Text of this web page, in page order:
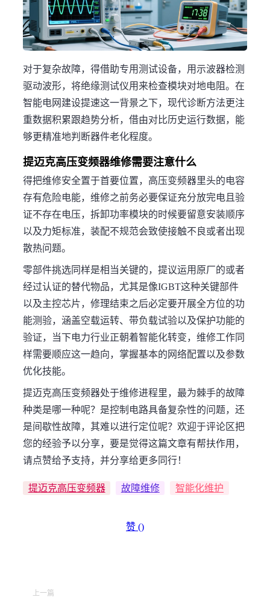
对于复杂故障，得借助专用测试设备，用示波器检测
驱动波形，将绝缘测试仪用来检查模块对地电阻。在
智能电网建设提速这一背景之下，现代诊断方法更注
重数据积累跟趋势分析，借由对比历史运行数据，能
够更精准地判断器件老化程度。
提迈克高压变频器维修需要注意什么
得把维修安全置于首要位置，高压变频器里头的电容
存有危险电能，维修之前务必要保证充分放完电且验
证不存在电压，拆卸功率模块的时候要留意安装顺序
以及力矩标准，装配不规范会致使接触不良或者出现
散热问题。
零部件挑选同样是相当关键的，提议运用原厂的或者
经过认证的替代物品，尤其是像IGBT这种关键部件
以及主控芯片，修理结束之后必定要开展全方位的功
能测验，涵盖空载运转、带负载试验以及保护功能的
验证，当下电力行业正朝着智能化转变，维修工作同
样需要顺应这一趋向，掌握基本的网络配置以及参数
优化技能。
提迈克高压变频器处于维修进程里，最为棘手的故障
种类是哪一种呢？是控制电路具备复杂性的问题，还
是间歇性故障，其难以进行定位呢？欢迎于评论区把
您的经验予以分享，要是觉得这篇文章有帮扶作用，
请点赞给予支持，并分享给更多同行！
提迈克高压变频器 故障维修 智能化维护
赞 ()
上一篇